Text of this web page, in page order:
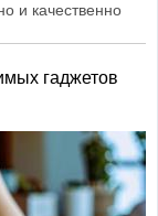
и качественно
гаджетов